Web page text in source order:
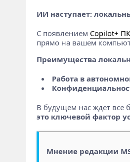
ИИ наступает:
С появлением Copilot+ ПК
прямо на вашем
Преимущества
Работа в
В будущем нас ждет все
это ключевой фактор
Мнение редакции